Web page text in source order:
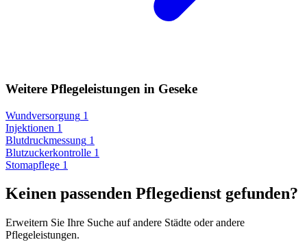
Weitere Pflegeleistungen in Geseke
Wundversorgung 1
Injektionen 1
Blutdruckmessung 1
Blutzuckerkontrolle 1
Stomapflege 1
Keinen passenden Pflegedienst gefunden?
Erweitern Sie Ihre Suche auf andere Städte oder andere
Pflegeleistungen.